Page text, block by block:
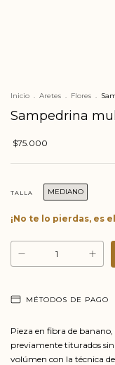
Inicio . Aretes . Flores .
Sampedrina
$75.000
TALLA MEDIANO
¡No te lo pierdas, es
MÉTODOS DE PAGO
Pieza en fibra de
previamente titurados
volúmen con la técnica